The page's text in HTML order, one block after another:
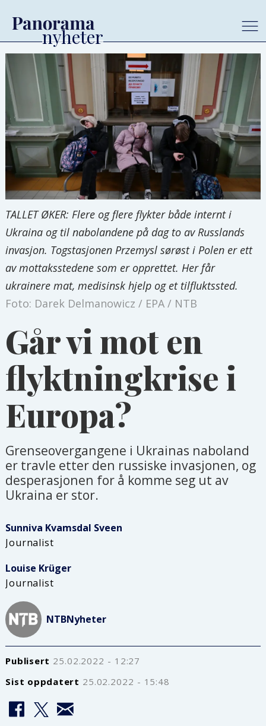
TALLET ØKER: Flere og flere flykter både internt i
Ukraina og til nabolandene på dag to av Russlands
invasjon. Togstasjonen Przemysl sørøst i Polen er ett
av mottaksstedene som er opprettet. Her får
ukrainere mat, medisinsk hjelp og et tilfluktssted.
Foto: Darek Delmanowicz / EPA / NTB
Går vi mot en
flyktningkrise i
Europa?
Grenseovergangene i Ukrainas naboland
er travle etter den russiske invasjonen, og
desperasjonen for å komme seg ut av
Ukraina er stor.
Sunniva Kvamsdal Sveen
Journalist
Louise Krüger
Journalist
NTBNyheter
Publisert
25.02.2022 - 12:27
Sist oppdatert
25.02.2022 - 15:48